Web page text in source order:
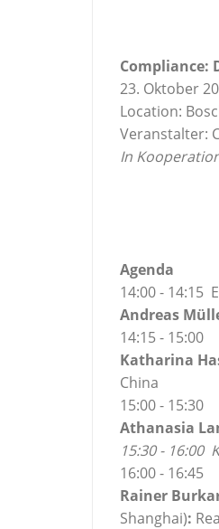
Compliance:
23. Oktober
Location:
Veranstalter:
In
(bis
Agenda
14:00 - 14:15
Andreas
14:15 - 15:00
Katharina
China
15:00 - 15:30
Athanasia
15:30 - 16:00
16:00 - 16:45
Rainer
Shanghai):